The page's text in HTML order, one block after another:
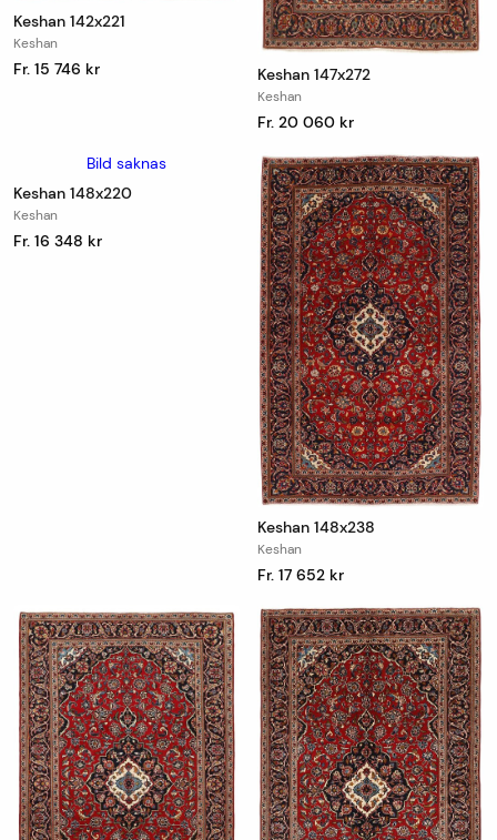
Keshan 142x221
Keshan
Fr. 15 746 kr Keshan 147x272
Keshan
Fr. 20 060 kr
Bild saknas
Keshan 148x220
Keshan
Fr. 16 348 kr
Keshan 148x238
Keshan
Fr. 17 652 kr